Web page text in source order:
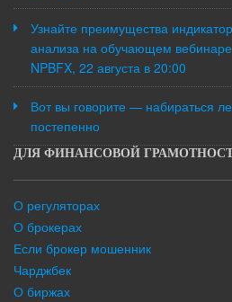
Узнайте преимущества
анализа на обучающем
NPBFX, 22 августа в 20:00
Вот вы говорите — набираться
постепенно
ДЛЯ ФИНАНСОВОЙ
О регуляторах
О брокерах
Если брокер мошенник
Чарджбек
О биржах